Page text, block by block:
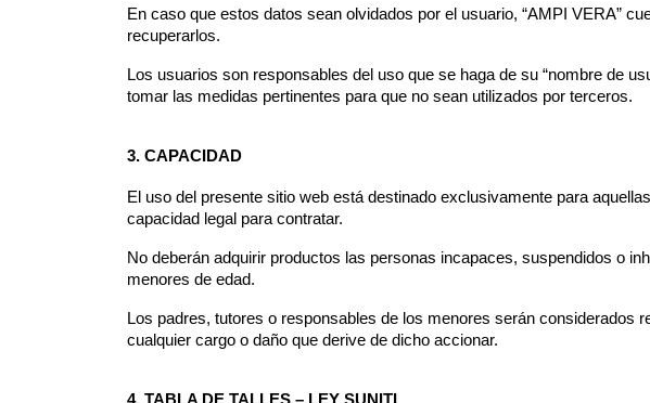
En caso que estos datos sean olvidados por el usuario, “AMPI VERA”
recuperarlos.
Los usuarios son responsables del uso que se haga de su “nombre de
tomar las medidas pertinentes para que no sean utilizados por terceros.
3. CAPACIDAD
El uso del presente sitio web está destinado exclusivamente para
capacidad legal para contratar.
No deberán adquirir productos las personas incapaces, suspendidos o
menores de edad.
Los padres, tutores o responsables de los menores serán considerados
cualquier cargo o daño que derive de dicho accionar.